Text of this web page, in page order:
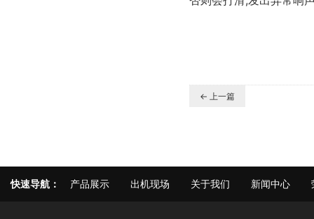
← 上一篇
快速导航： 产品展示 出机现场 关于我们 新闻中心